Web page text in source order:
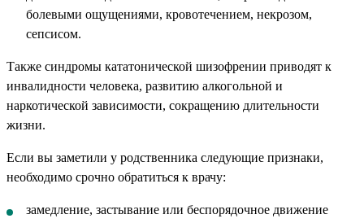
болевыми ощущениями, кровотечением, некрозом,
сепсисом.
Также синдромы кататонической шизофрении приводят к
инвалидности человека, развитию алкогольной и
наркотической зависимости, сокращению длительности
жизни.
Если вы заметили у родственника следующие признаки,
необходимо срочно обратиться к врачу:
замедление, застывание или беспорядочное движение